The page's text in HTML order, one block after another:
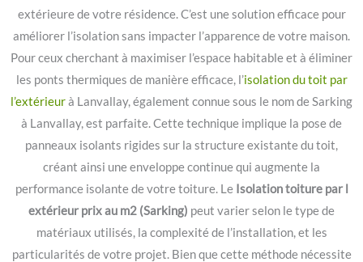
extérieure de votre résidence. C’est une solution efficace pour
améliorer l’isolation sans impacter l’apparence de votre maison.
Pour ceux cherchant à maximiser l’espace habitable et à éliminer
les ponts thermiques de manière efficace, l’isolation du toit par
l’extérieurà Lanvallay, également connue sous le nom de Sarking
à Lanvallay, est parfaite. Cette technique implique la pose de
panneaux isolants rigides sur la structure existante du toit,
créant ainsi une enveloppe continue qui augmente la
performance isolante de votre toiture. Le Isolation toiture par l
extérieur prix au m2 (Sarking) peut varier selon le type de
matériaux utilisés, la complexité de l’installation, et les
particularités de votre projet. Bien que cette méthode nécessite